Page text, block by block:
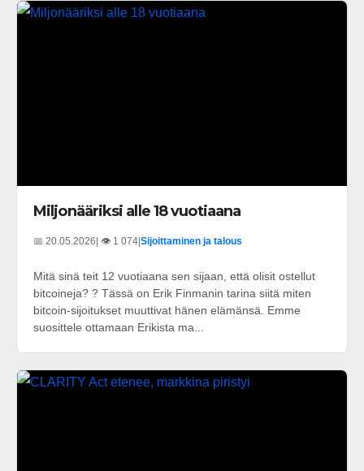
Miljonääriksi alle 18 vuotiaana
📅 20.05.2026 | 👁️ 1 074 Sijoittaminen ja talous
Mitä sinä teit 12 vuotiaana sen sijaan, että olisit ostellut
bitcoineja? ? Tässä on Erik Finmanin tarina siitä miten
bitcoin-sijoitukset muuttivat hänen elämänsä. Emme
suosittele ottamaan Erikista ma...